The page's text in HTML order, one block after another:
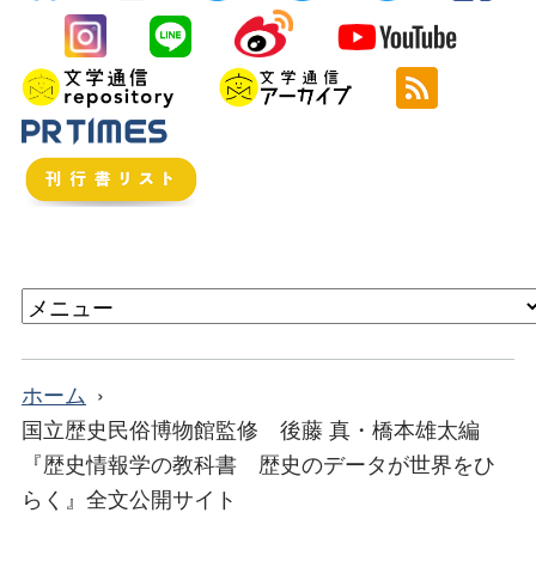
ホーム
国立歴史民俗博物館監修 後藤 真・橋本雄太編
『歴史情報学の教科書 歴史のデータが世界をひ
らく』全文公開サイト